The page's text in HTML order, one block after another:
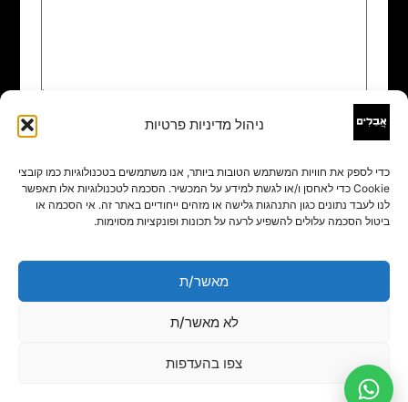
ניהול מדיניות פרטיות
כדי לספק את חוויות המשתמש הטובות ביותר, אנו משתמשים בטכנולוגיות כמו קובצי
Cookie כדי לאחסן ו/או לגשת למידע על המכשיר. הסכמה לטכנולוגיות אלו תאפשר
לנו לעבד נתונים כגון התנהגות גלישה או מזהים ייחודיים באתר זה. אי הסכמה או
ביטול הסכמה עלולים להשפיע לרעה על תכונות ופונקציות מסוימות.
מאשר/ת
לא מאשר/ת
צפו בהעדפות
שם
אימייל*